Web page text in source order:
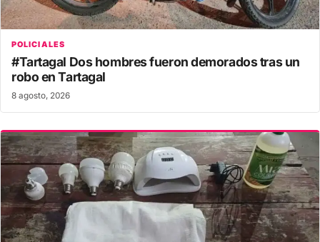
POLICIALES
#Tartagal Dos hombres fueron demorados tras un
robo en Tartagal
8 agosto, 2026